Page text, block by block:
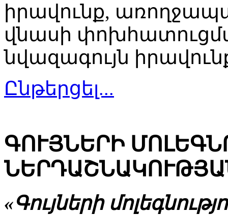
իրավունք,
վնասի
նվազագույն
Ընթերցել...
ԳՈՒՅՆԵՐԻ
«Գույների